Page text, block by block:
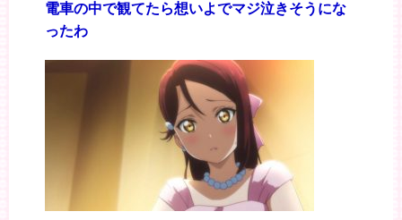
電車の中で観てたら想いよでマジ泣きそうにな
ったわ